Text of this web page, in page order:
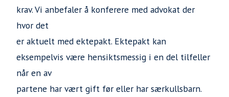
krav. Vi anbefaler å konferere med advokat der
hvor det
er aktuelt med ektepakt. Ektepakt kan
eksempelvis være hensiktsmessig i en del tilfeller
når en av
partene har vært gift før eller har særkullsbarn.